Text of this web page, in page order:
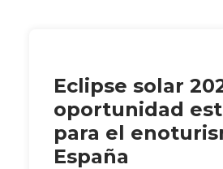
Eclipse solar
oportunidad
para el
España